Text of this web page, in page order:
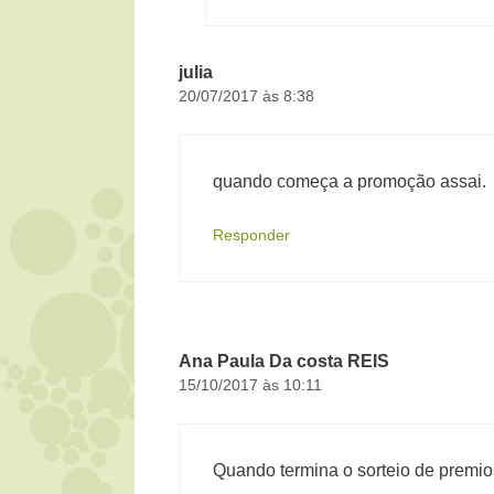
julia
20/07/2017 às 8:38
quando começa a promoção assai.
Responder
Ana Paula Da costa REIS
15/10/2017 às 10:11
Quando termina o sorteio de